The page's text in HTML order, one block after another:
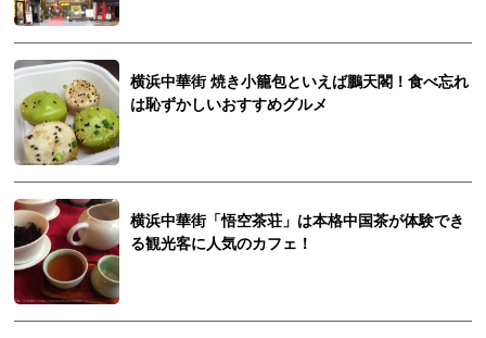
横浜中華街 焼き小籠包といえば鵬天閣！食べ忘れ
は恥ずかしいおすすめグルメ
横浜中華街「悟空茶荘」は本格中国茶が体験でき
る観光客に人気のカフェ！